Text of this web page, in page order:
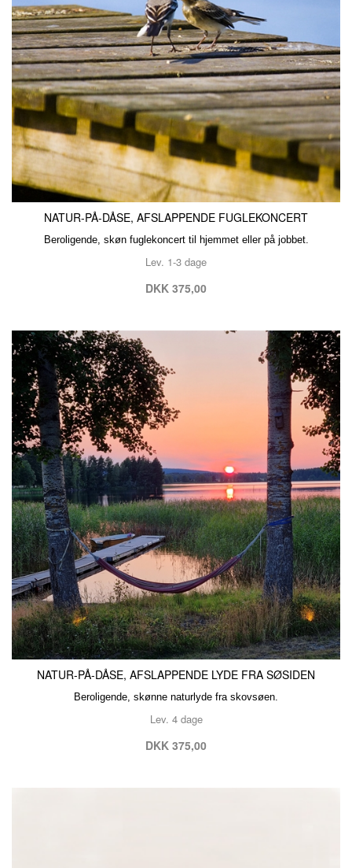
NATUR-PÅ-DÅSE, AFSLAPPENDE FUGLEKONCERT
Beroligende, skøn fuglekoncert til hjemmet eller på jobbet.
Lev. 1-3 dage
DKK 375,00
NATUR-PÅ-DÅSE, AFSLAPPENDE LYDE FRA SØSIDEN
Beroligende, skønne naturlyde fra skovsøen.
Lev. 4 dage
DKK 375,00